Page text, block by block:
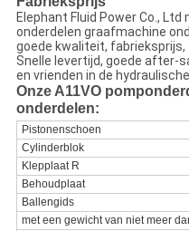
Elephant Fluid Power Co.,
onderdelen graafmachine
goede kwaliteit, fabrieksprijs,
Snelle levertijd, goede after-
en vrienden in de
Onze A11VO
onderdelen:
Pistonenschoen
Cylinderblok
Klepplaat R
Behoudplaat
Ballengids
met een gewicht van niet meer